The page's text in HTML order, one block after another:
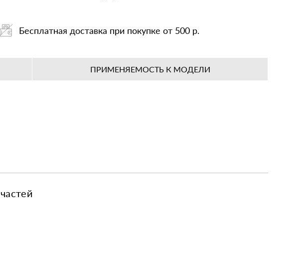
Бесплатная доставка при покупке от 500 р.
ПРИМЕНЯЕМОСТЬ К МОДЕЛИ